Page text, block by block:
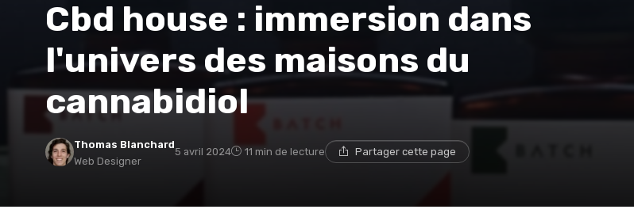
Cbd house : immersion dans
l'univers des maisons du
cannabidiol
Thomas Blanchard
Web Designer
5 avril 2024 11 min de lecture Partager cette page